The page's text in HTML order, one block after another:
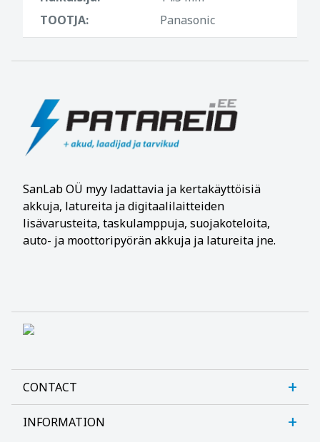
TOOTJA:
Panasonic
SanLab OÜ myy ladattavia ja kertakäyttöisiä
akkuja, latureita ja digitaalilaitteiden
lisävarusteita, taskulamppuja, suojakoteloita,
auto- ja moottoripyörän akkuja ja latureita jne.
CONTACT
Sanlab OÜ
INFORMATION